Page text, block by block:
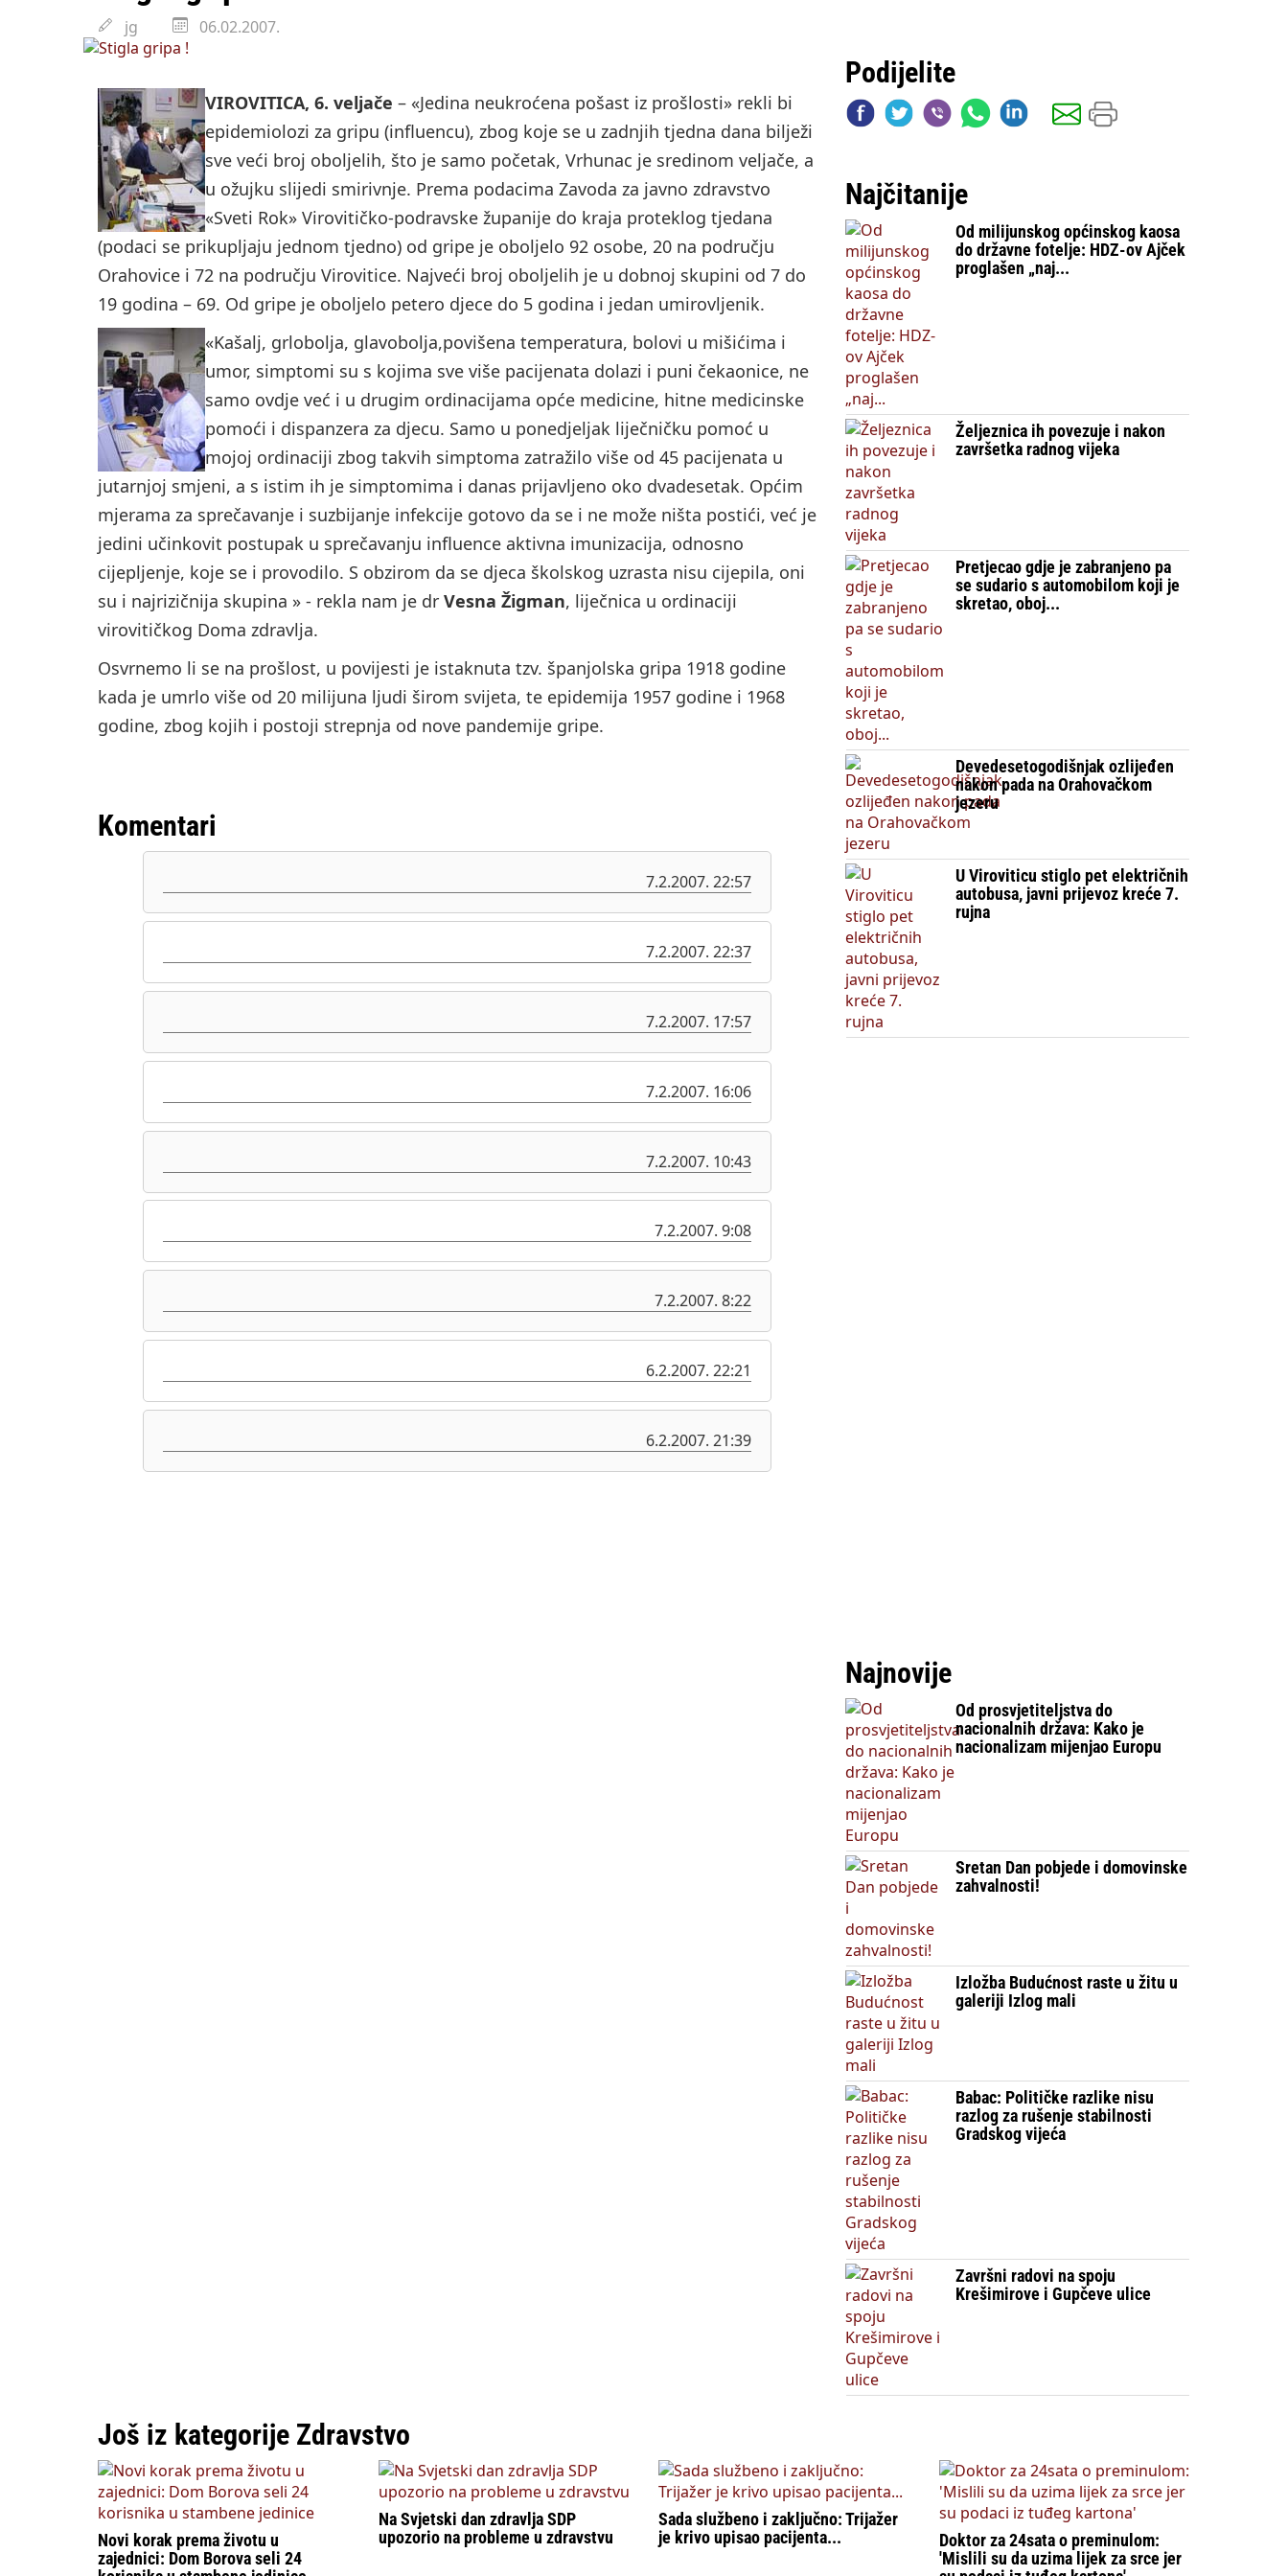
jg 06.02.2007.
VIROVITICA, 6. veljače – «Jedina neukroćena pošast iz prošlosti» rekli bi
epidemiolozi za gripu (influencu), zbog koje se u zadnjih tjedna dana bilježi
sve veći broj oboljelih, što je samo početak, Vrhunac je sredinom veljače, a
u ožujku slijedi smirivnje. Prema podacima Zavoda za javno zdravstvo
«Sveti Rok» Virovitičko-podravske županije do kraja proteklog tjedana
(podaci se prikupljaju jednom tjedno) od gripe je oboljelo 92 osobe, 20 na području
Orahovice i 72 na području Virovitice. Najveći broj oboljelih je u dobnoj skupini od 7 do
19 godina – 69. Od gripe je oboljelo petero djece do 5 godina i jedan umirovljenik.
«Kašalj, grlobolja, glavobolja,povišena temperatura, bolovi u mišićima i
umor, simptomi su s kojima sve više pacijenata dolazi i puni čekaonice, ne
samo ovdje već i u drugim ordinacijama opće medicine, hitne medicinske
pomoći i dispanzera za djecu. Samo u ponedjeljak liječničku pomoć u
mojoj ordinaciji zbog takvih simptoma zatražilo više od 45 pacijenata u
jutarnjoj smjeni, a s istim ih je simptomima i danas prijavljeno oko dvadesetak. Općim
mjerama za sprečavanje i suzbijanje infekcije gotovo da se i ne može ništa postići, već je
jedini učinkovit postupak u sprečavanju influence aktivna imunizacija, odnosno
cijepljenje, koje se i provodilo. S obzirom da se djeca školskog uzrasta nisu cijepila, oni
su i najrizičnija skupina » - rekla nam je dr Vesna Žigman, liječnica u ordinaciji
virovitičkog Doma zdravlja.
Osvrnemo li se na prošlost, u povijesti je istaknuta tzv. španjolska gripa 1918 godine
kada je umrlo više od 20 milijuna ljudi širom svijeta, te epidemija 1957 godine i 1968
godine, zbog kojih i postoji strepnja od nove pandemije gripe.
Komentari
7.2.2007. 22:57
7.2.2007. 22:37
7.2.2007. 17:57
7.2.2007. 16:06
7.2.2007. 10:43
7.2.2007. 9:08
7.2.2007. 8:22
6.2.2007. 22:21
6.2.2007. 21:39
Podijelite
Najčitanije
Od milijunskog općinskog kaosa
do državne fotelje: HDZ-ov Ajček
proglašen „naj...
Željeznica ih povezuje i nakon
završetka radnog vijeka
Pretjecao gdje je zabranjeno pa
se sudario s automobilom koji je
skretao, oboj...
Devedesetogodišnjak ozlijeđen
nakon pada na Orahovačkom
jezeru
U Viroviticu stiglo pet električnih
autobusa, javni prijevoz kreće 7.
rujna
Najnovije
Od prosvjetiteljstva do
nacionalnih država: Kako je
nacionalizam mijenjao Europu
Sretan Dan pobjede i domovinske
zahvalnosti!
Izložba Budućnost raste u žitu u
galeriji Izlog mali
Babac: Političke razlike nisu
razlog za rušenje stabilnosti
Gradskog vijeća
Završni radovi na spoju
Krešimirove i Gupčeve ulice
Još iz kategorije Zdravstvo
Novi korak prema životu u
zajednici: Dom Borova seli 24
Na Svjetski dan zdravlja SDP
upozorio na probleme u zdravstvu
Sada službeno i zaključno: Trijažer
je krivo upisao pacijenta...
Doktor za 24sata o preminulom:
'Mislili su da uzima lijek za srce jer